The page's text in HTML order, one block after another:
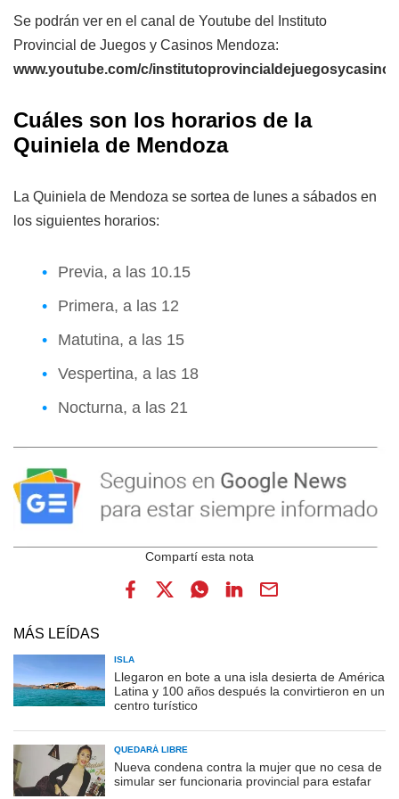
Se podrán ver en el canal de Youtube del Instituto
Provincial de Juegos y Casinos Mendoza:
www.youtube.com/c/
Cuáles son los horarios de la
Quiniela de Mendoza
La Quiniela de Mendoza se sortea de lunes a sábados en
los siguientes horarios:
Previa, a las 10.15
Primera, a las 12
Matutina, a las 15
Vespertina, a las 18
Nocturna, a las 21
MÁS LEÍDAS
ISLA
Llegaron en bote a una isla desierta de América
Latina y 100 años después la convirtieron en un
centro turístico
QUEDARÁ LIBRE
Nueva condena contra la mujer que no cesa de
simular ser funcionaria provincial para estafar